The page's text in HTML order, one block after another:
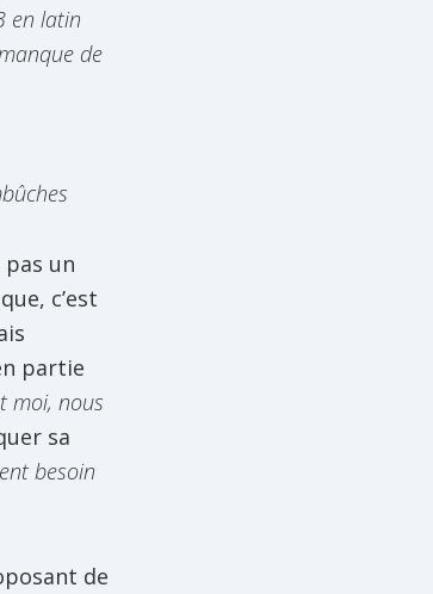
en latin
de
un
c’est
partie
moi, nous
sa
besoin
de